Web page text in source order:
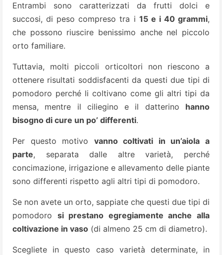
Entrambi sono caratterizzati da frutti dolci e
succosi, di peso compreso tra i 15 e i 40 grammi,
che possono riuscire benissimo anche nel piccolo
orto familiare.
Tuttavia, molti piccoli orticoltori non riescono a
ottenere risultati soddisfacenti da questi due tipi di
pomodoro perché li coltivano come gli altri tipi da
mensa, mentre il ciliegino e il datterino hanno
bisogno di cure un po’ differenti.
Per questo motivo vanno coltivati in un’aiola a
parte, separata dalle altre varietà, perché
concimazione, irrigazione e allevamento delle piante
sono differenti rispetto agli altri tipi di pomodoro.
Se non avete un orto, sappiate che questi due tipi di
pomodoro si prestano egregiamente anche alla
coltivazione in vaso (di almeno 25 cm di diametro).
Scegliete in questo caso varietà determinate, in